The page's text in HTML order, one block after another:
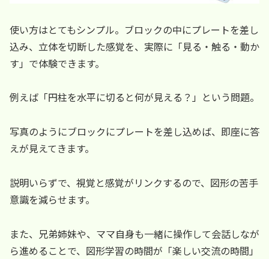
使い方はとてもシンプル。ブロックの中にプレートを差し
込み、立体を切断した感覚を、実際に「見る・触る・動か
す」で体験できます。
例えば「円柱を水平に切ると何が見える？」という問題。
写真のようにブロックにプレートを差し込めば、即座に答
えが見えてきます。
説明いらずで、視覚と感覚がリンクするので、図形の苦手
意識を減らせます。
また、兄弟姉妹や、ママ自身も一緒に操作して会話しなが
ら進めることで、図形学習の時間が「楽しい交流の時間」